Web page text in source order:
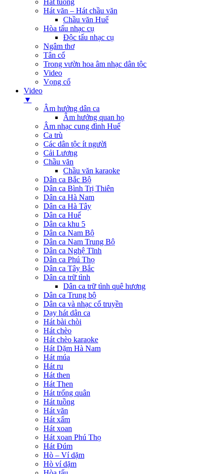
Hát tuồng
Hát văn – Hát chầu văn
Chầu văn Huế
Hòa tấu nhạc cụ
Độc tấu nhạc cụ
Ngâm thơ
Tân cổ
Trong vườn hoa âm nhạc dân tộc
Video
Vọng cổ
Video
▼
Âm hưởng dân ca
Âm hưởng quan họ
Âm nhạc cung đình Huế
Ca trù
Các dân tộc ít người
Cải Lương
Chầu văn
Chầu văn karaoke
Dân ca Bắc Bộ
Dân ca Bình Trị Thiên
Dân ca Hà Nam
Dân ca Hà Tây
Dân ca Huế
Dân ca khu 5
Dân ca Nam Bộ
Dân ca Nam Trung Bộ
Dân ca Nghệ Tĩnh
Dân ca Phú Thọ
Dân ca Tây Bắc
Dân ca trữ tình
Dân ca trữ tình quê hương
Dân ca Trung bộ
Dân ca và nhạc cổ truyền
Dạy hát dân ca
Hát bài chòi
Hát chèo
Hát chèo karaoke
Hát Dặm Hà Nam
Hát múa
Hát ru
Hát then
Hát Then
Hát trống quân
Hát tuồng
Hát văn
Hát xẩm
Hát xoan
Hát xoan Phú Thọ
Hát Đúm
Hò – Ví dặm
Hò ví dặm